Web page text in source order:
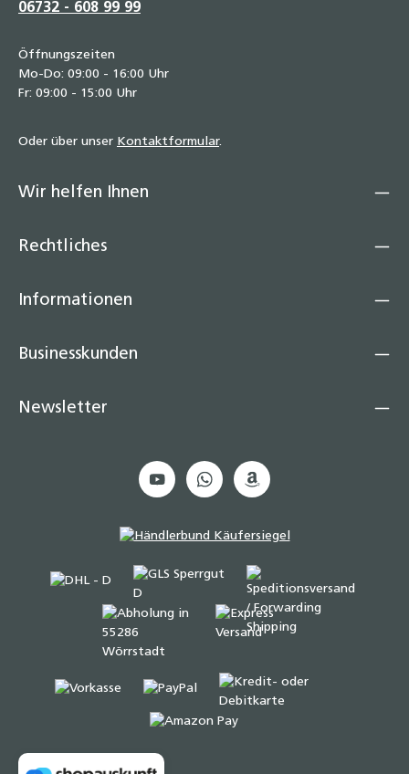
06732 - 608 99 99
Öffnungszeiten
Mo-Do: 09:00 - 16:00 Uhr
Fr: 09:00 - 15:00 Uhr
Oder über unser Kontaktformular.
Wir helfen Ihnen
Rechtliches
Informationen
Businesskunden
Newsletter